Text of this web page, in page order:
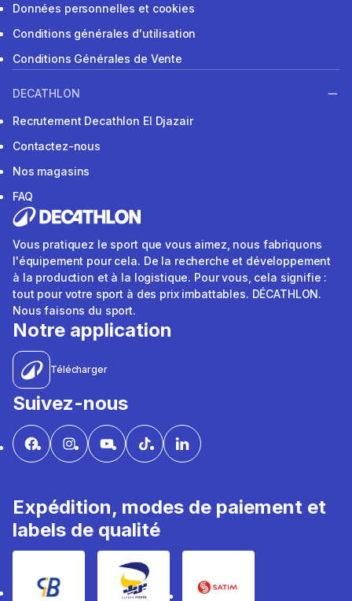
Données personnelles et cookies
Conditions générales d'utilisation
Conditions Générales de Vente
DECATHLON
Recrutement Decathlon El Djazair
Contactez-nous
Nos magasins
FAQ
Vous pratiquez le sport que vous aimez, nous fabriquons
l'équipement pour cela. De la recherche et développement
à la production et à la logistique. Pour vous, cela signifie :
tout pour votre sport à des prix imbattables. DÉCATHLON.
Nous faisons du sport.
Notre application
Télécharger
Suivez-nous
Expédition, modes de paiement et
labels de qualité